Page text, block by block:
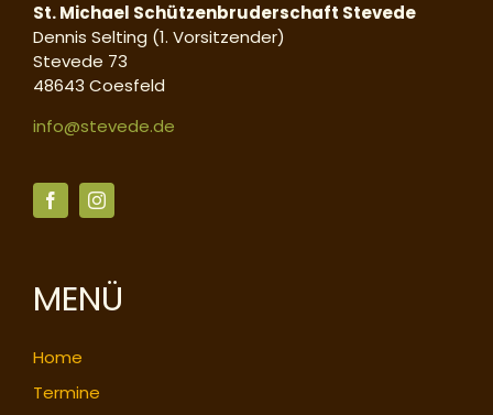
St. Michael Schützenbruderschaft Stevede
Dennis Selting (1. Vorsitzender)
Stevede 73
48643 Coesfeld
info@stevede.de
MENÜ
Home
Termine